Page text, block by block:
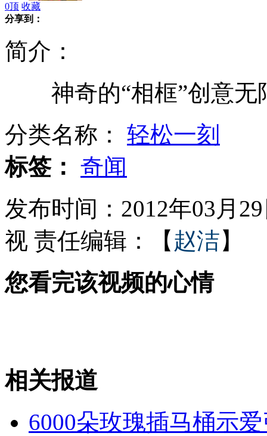
英国15岁女孩造型超萌爆红网络
头发卷入吹风机 消防员来解围
999急救中心将启用"空中ICU"
山西运城恶犬咬伤多人 警民合力深夜将其击毙
0顶 收藏
分享到：
简介：
神奇的“相框”创意无
分类名称： 轻松一刻
标签： 奇闻
发布时间：2012年03月
视 责任编辑：【 赵洁】
您看完该视频的心情
相关报道
6000朵玫瑰插马桶示